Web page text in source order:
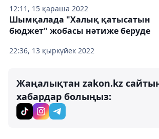
12:11, 15 қараша 2022
22:36, 13 қыркүйек 2022
Шымқалада "Халық қатысатын
бюджет" жобасы нәтиже беруде
Жаңалықтан zakon.kz
хабардар болыңыз: